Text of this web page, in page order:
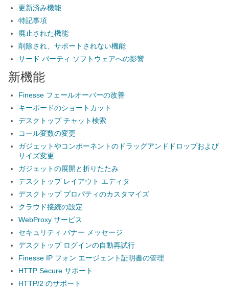
更新済み機能
特記事項
廃止された機能
削除され、サポートされない機能
サード パーティ ソフトウェアへの影響
新機能
Finesse フェールオーバーの改善
キーボードのショートカット
デスクトップ チャット検索
コール変数の変更
ガジェットやコンポーネントのドラッグアンドドロップおよび
サイズ変更
ガジェットの展開と折りたたみ
デスクトップ レイアウト エディタ
デスクトップ プロパティのカスタマイズ
クラウド接続の設定
WebProxy サービス
セキュリティ バナー メッセージ
デスクトップ ログインの自動再試行
Finesse IP フォン エージェント証明書の管理
HTTP Secure サポート
HTTP/2 のサポート